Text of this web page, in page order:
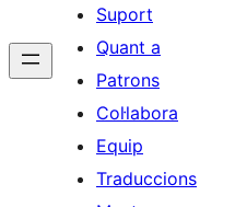
Suport
Quant a
Patrons
Col·labora
Equip
Traduccions